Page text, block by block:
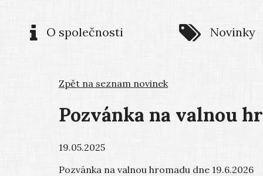
O společnosti Novinky
Zpět na seznam novinek
Pozvánka na valnou
19.05.2025
Pozvánka na valnou hromadu dne 19.6.2026